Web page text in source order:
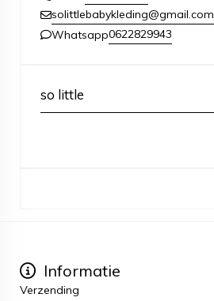
solittlebabykleding@gmail.com
Whatsapp0622829943
so little
Informatie
Verzending